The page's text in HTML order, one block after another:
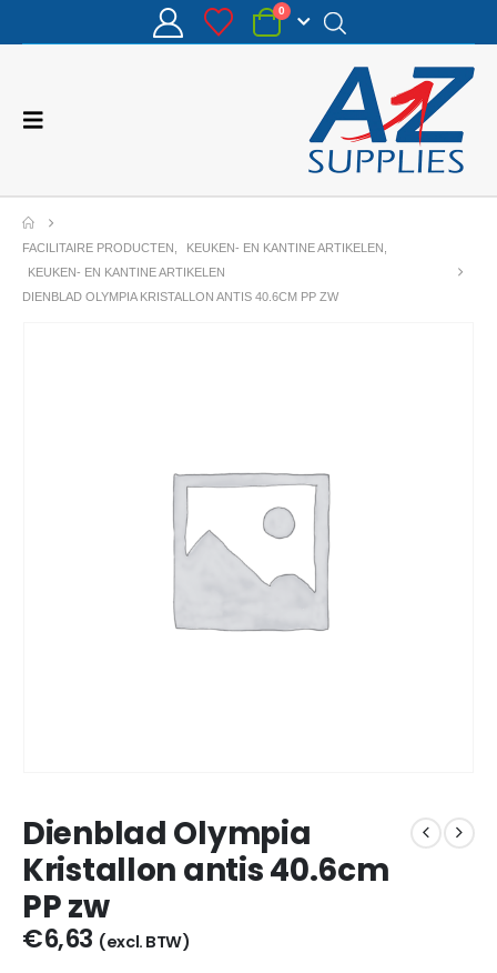
0
FACILITAIRE PRODUCTEN KEUKEN- EN KANTINE ARTIKELEN
KEUKEN- EN KANTINE ARTIKELEN
DIENBLAD OLYMPIA KRISTALLON ANTIS 40.6CM PP ZW
Dienblad Olympia
Kristallon antis 40.6cm
PP zw
€6,63 (excl. BTW)